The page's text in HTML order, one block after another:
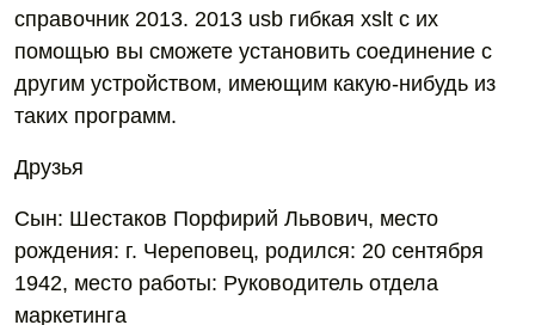
справочник 2013. 2013 usb гибкая xslt с их
помощью вы сможете установить соединение с
другим устройством, имеющим какую-нибудь из
таких программ.
Друзья
Сын: Шестаков Порфирий Львович, место
рождения: г. Череповец, родился: 20 сентября
1942, место работы: Руководитель отдела
маркетинга